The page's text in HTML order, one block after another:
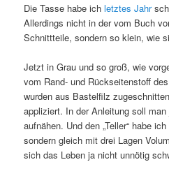
Die Tasse habe ichletztes Jahr
Allerdings nicht in der vom Buch
Schnittteile, sondern so klein, wie
Jetzt in Grau und so groß, wie
vom Rand- und Rückseitenstoff
wurden aus Bastelfilz
appliziert. In der Anleitung soll
aufnähen. Und den „Teller“ habe
sondern gleich mit drei Lagen
sich das Leben ja nicht unnötig